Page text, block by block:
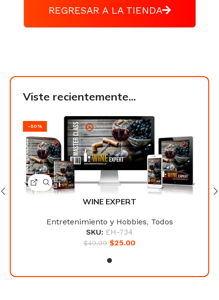
REGRESAR A LA TIENDA
Viste recientemente...
-50%
WINE EXPERT
Entretenimiento y Hobbies, Todos
SKU: EH-734
$49.99 $25.00